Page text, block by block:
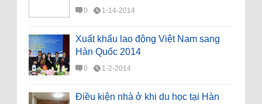
0 1-14-2014
Xuất khẩu lao động Việt Nam sang
Hàn Quốc 2014
0 1-2-2014
Điều kiện nhà ở khi du học tại Hàn